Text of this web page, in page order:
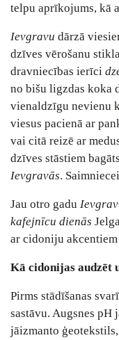
telpu aprīkojums, kā
Ievgravu dārzā
dzīves vērošanu
dravniecības ierīci
no bišu ligzdas koka
vienaldzīgu nevienu
viesus pacienā ar
vai citā reizē ar
dzīves stāstiem
Ievgravās.
Jau otro gadu
kafejnīcu dienās
ar cidoniju akcentiem
Kā cidonijas audzēt
Pirms stādīšanas
sastāvu. Augsnes pH
jāizmanto